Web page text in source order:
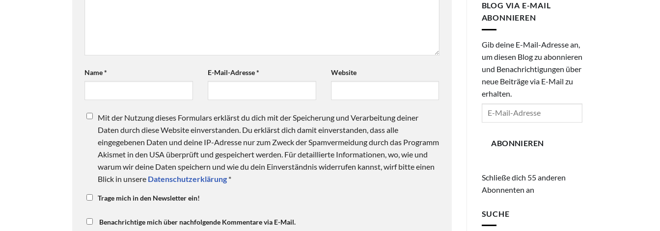
Name* E-Mail-Adresse* Website
Mit der Nutzung dieses Formulars erklärst du dich mit der Speicherung und Verarbeitung deiner
Daten durch diese Website einverstanden. Du erklärst dich damit einverstanden, dass alle
eingegebenen Daten und deine IP-Adresse nur zum Zweck der Spamvermeidung durch das Programm
Akismet in den USA überprüft und gespeichert werden. Für detaillierte Informationen, wo, wie und
warum wir deine Daten speichern und wie du dein Einverständnis widerrufen kannst, wirf bitte einen
Blick in unsere Datenschutzerklärung *
Trage mich in den Newsletter ein!
Benachrichtige mich über nachfolgende Kommentare via E-Mail.
BLOG VIA E-MAIL
ABONNIEREN
Gib deine E-Mail-Adresse an,
um diesen Blog zu abonnieren
und Benachrichtigungen über
neue Beiträge via E-Mail zu
erhalten.
ABONNIEREN
Schließe dich 55 anderen
Abonnenten an
SUCHE